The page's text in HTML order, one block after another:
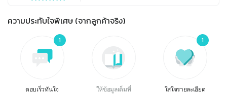
ความประทับใจพิเศษ (จากลูกค้าจริง)
1
ตอบเร็วทันใจ ให้ข้อมูลเต็มที่
1
ใส่ใจรายละเอียด